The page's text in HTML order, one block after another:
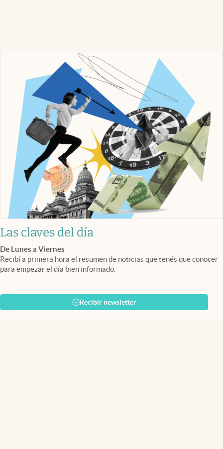
Las claves del día
De Lunes a Viernes
Recibí a primera hora el resumen de noticias que tenés que conocer
para empezar el día bien informado.
Recibir newsletter